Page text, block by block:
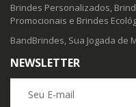
Brindes Personalizados,
Promocionais e Brindes
BandBrindes, Sua Jogada de
NEWSLETTER